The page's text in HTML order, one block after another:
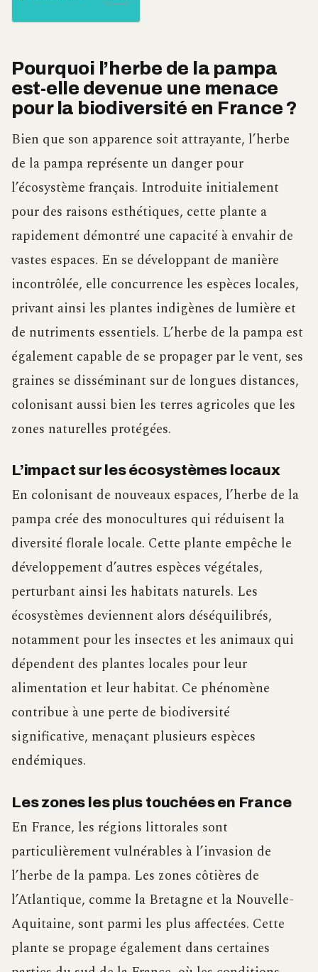
Pourquoi l’herbe de la pampa
est-elle devenue une menace
pour la biodiversité en France ?
Bien que son apparence soit attrayante, l’herbe
de la pampa représente un danger pour
l’écosystème français. Introduite initialement
pour des raisons esthétiques, cette plante a
rapidement démontré une capacité à envahir de
vastes espaces. En se développant de manière
incontrôlée, elle concurrence les espèces locales,
privant ainsi les plantes indigènes de lumière et
de nutriments essentiels. L’herbe de la pampa est
également capable de se propager par le vent, ses
graines se disséminant sur de longues distances,
colonisant aussi bien les terres agricoles que les
zones naturelles protégées.
L’impact sur les écosystèmes locaux
En colonisant de nouveaux espaces, l’herbe de la
pampa crée des monocultures qui réduisent la
diversité florale locale. Cette plante empêche le
développement d’autres espèces végétales,
perturbant ainsi les habitats naturels. Les
écosystèmes deviennent alors déséquilibrés,
notamment pour les insectes et les animaux qui
dépendent des plantes locales pour leur
alimentation et leur habitat. Ce phénomène
contribue à une perte de biodiversité
significative, menaçant plusieurs espèces
endémiques.
Les zones les plus touchées en France
En France, les régions littorales sont
particulièrement vulnérables à l’invasion de
l’herbe de la pampa. Les zones côtières de
l’Atlantique, comme la Bretagne et la Nouvelle-
Aquitaine, sont parmi les plus affectées. Cette
plante se propage également dans certaines